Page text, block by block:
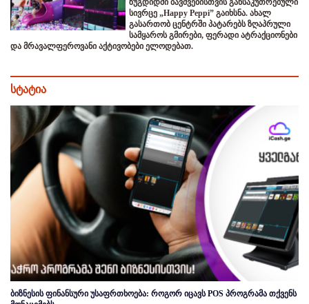
ზუგდიდში ბავშვებისთვის განსაკუთრებული
სივრცე „Happy Peppi” გაიხსნა. ახალ
გასართობ ცენტრში პატარებს ზღაპრული
სამყაროს გმირები, ფერადი ატრაქციონები
და მრავალფეროვანი აქტივობები ელოდებათ.
სტატია
ბიზნესის ფინანსური უსაფრთხოება: როგორ იცავს POS პროგრამა თქვენს